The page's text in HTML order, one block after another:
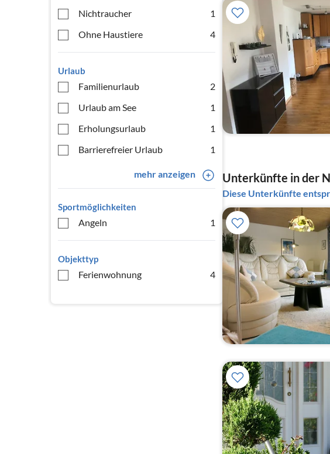
Nichtraucher
1
Ohne Haustiere
4
Urlaub
Familienurlaub
2
Urlaub am See
1
Erholungsurlaub
1
Barrierefreier Urlaub
1
mehr anzeigen
Sportmöglichkeiten
Angeln 1
Objekttyp
Ferienwohnung 4
Unterkünfte in der
Diese Unterkünfte